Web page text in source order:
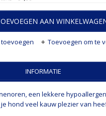
AAN
Toevoegen om te
INFORMATIE
een lekkere
hond veel kauw plezier van